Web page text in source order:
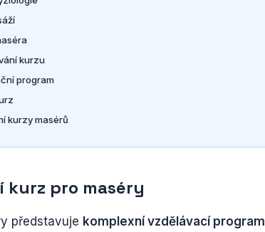
kurzu
program
kurzy masérů
kurz pro maséry
představuje komplexní vzdělávací program